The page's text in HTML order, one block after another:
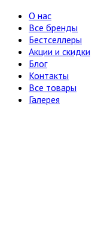
О нас
Все бренды
Бестселлеры
Акции и скидки
Блог
Контакты
Все товары
Галерея